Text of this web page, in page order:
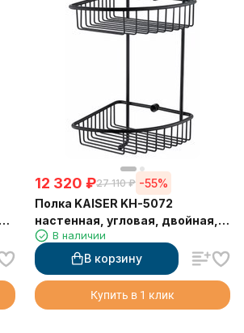
12 320 ₽27 110 ₽ -55%
Полка KAISER KH-5072
настенная, угловая, двойная,
204*204*430*60 мм, черный
В наличии
В корзину
Купить в 1 клик